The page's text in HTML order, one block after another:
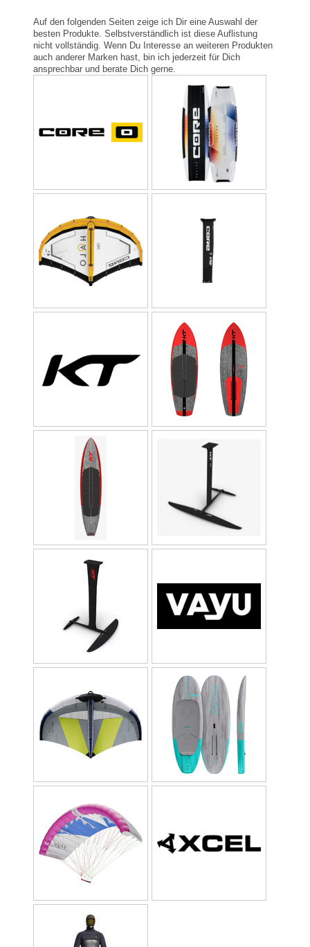
Auf den folgenden Seiten zeige ich Dir eine Auswahl der
besten Produkte. Selbstverständlich ist diese Auflistung
nicht vollständig. Wenn Du Interesse an weiteren Produkten
auch anderer Marken hast, bin ich jederzeit für Dich
ansprechbar und berate Dich gerne.